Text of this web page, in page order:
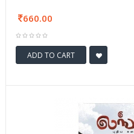
660.00
ADD TO CART